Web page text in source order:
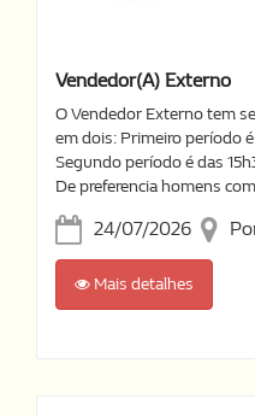
Vendedor(a) Externo
O Vendedor Externo tem
em dois: Primeiro período é
Segundo período é das
De preferencia homens
24/07/2026
Mais detalhes